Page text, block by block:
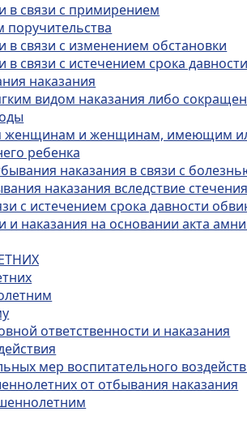
в связи с примирением
поручительства
в связи с изменением обстановки
связи с истечением срока давности
наказания
видом наказания либо
женщинам и женщинам, имеющим
ребенка
наказания в связи с
наказания вследствие
с истечением срока давности
и наказания на основании акта
ответственности и наказания
мер воспитательного
от отбывания наказания